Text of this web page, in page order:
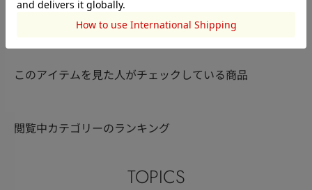
SLY
𝙮𝙪𝙮𝙪
このアイテムを見た人がチェックしている商品
閲覧中カテゴリーのランキング
TOPICS